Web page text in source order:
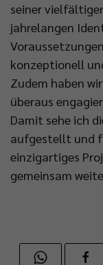
seiner
jahrelangen
konzeptionell
Zudem haben
überaus
Damit sehe ich
aufgestellt und
einzigartiges
gemeinsam